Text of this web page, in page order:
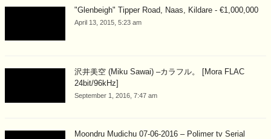
"Glenbeigh" Tipper Road, Naas, Kildare - €1,000,000
April 13, 2015, 5:23 am
沢井美空 (Miku Sawai) –カラフル。 [Mora FLAC
24bit/96kHz]
September 1, 2016, 7:47 am
Moondru Mudichu 07-06-2016 – Polimer tv Serial